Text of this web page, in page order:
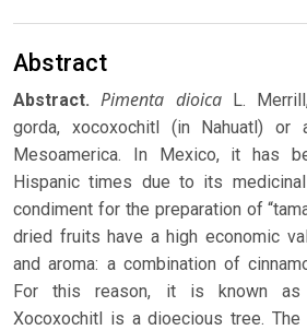
Abstract
Abstract.Pimenta dioicaL.
gorda, xocoxochitl (in Nahuatl)
Mesoamerica. In Mexico, it has
Hispanic times due to its
condiment for the preparation of
dried fruits have a high economic
and aroma: a combination of
For this reason, it is known as
Xocoxochitl is a dioecious tree.